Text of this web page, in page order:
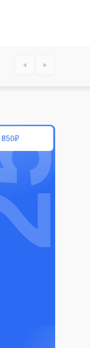
850₽